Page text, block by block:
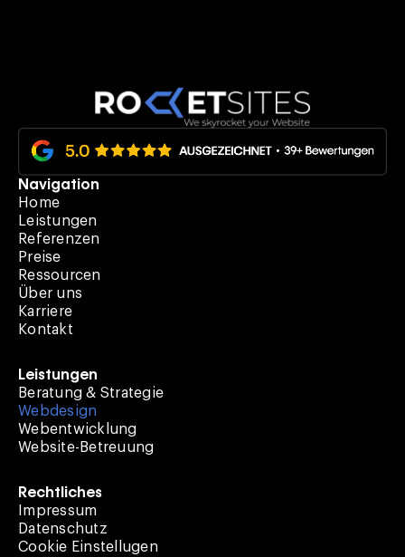
Navigation
Home
Leistungen
Referenzen
Preise
Ressourcen
Über uns
Karriere
Kontakt
Leistungen
Beratung & Strategie
Webdesign
Webentwicklung
Website-Betreuung
Rechtliches
Impressum
Datenschutz
Cookie Einstellugen